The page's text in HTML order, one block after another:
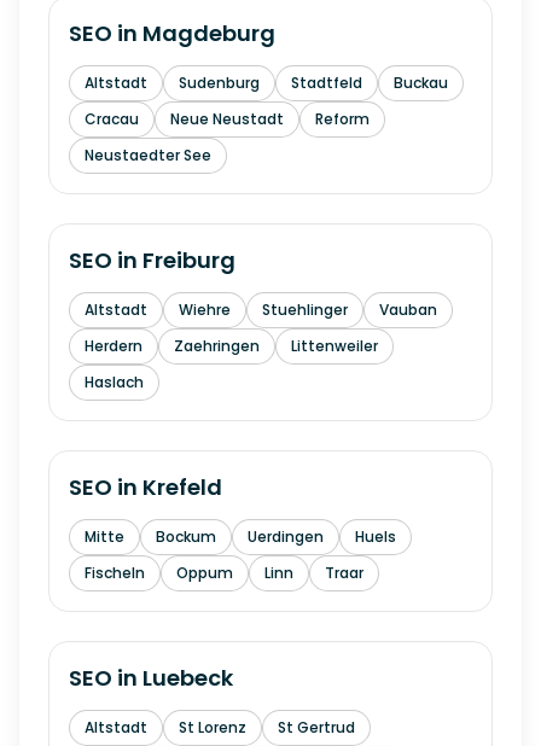
SEO in Magdeburg
Altstadt Sudenburg Stadtfeld
Buckau
Cracau
Neue Neustadt
Reform
Neustaedter See
SEO in Freiburg
Altstadt Wiehre Stuehlinger
Vauban
Herdern
Zaehringen
Littenweiler
Haslach
SEO in Krefeld
Mitte Bockum Uerdingen
Huels
Fischeln
Oppum Linn Traar
SEO in Luebeck
Altstadt St Lorenz
St Gertrud